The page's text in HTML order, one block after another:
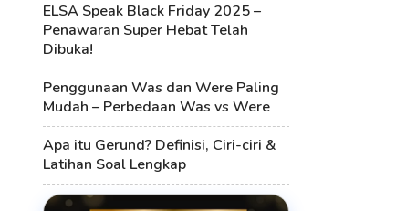
ELSA Speak Black Friday 2025 –
Penawaran Super Hebat Telah
Dibuka!
Penggunaan Was dan Were Paling
Mudah – Perbedaan Was vs Were
Apa itu Gerund? Definisi, Ciri-ciri &
Latihan Soal Lengkap